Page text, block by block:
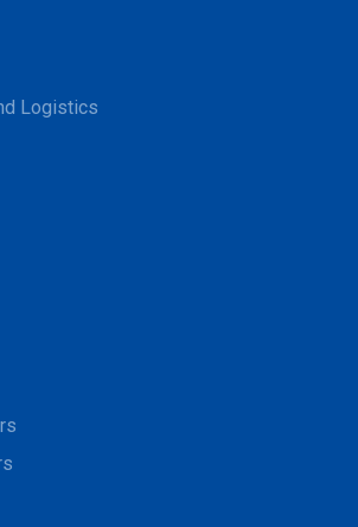
Logistics